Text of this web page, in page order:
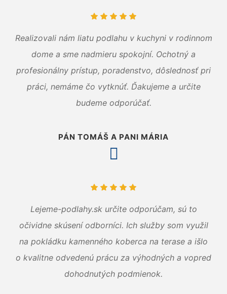
Realizovali nám liatu podlahu v kuchyni v rodinnom
dome a sme nadmieru spokojní. Ochotný a
profesionálny prístup, poradenstvo, dôslednosť pri
práci, nemáme čo vytknúť. Ďakujeme a určite
budeme odporúčať.
PÁN TOMÁŠ A PANI MÁRIA
Lejeme-podlahy.sk určite odporúčam, sú to
očividne skúsení odborníci. Ich služby som využil
na pokládku kamenného koberca na terase a išlo
o kvalitne odvedenú prácu za výhodných a vopred
dohodnutých podmienok.